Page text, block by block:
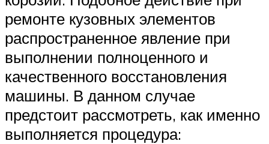
ремонте кузовных элементов
распространенное явление при
выполнении полноценного и
качественного восстановления
машины. В данном случае
предстоит рассмотреть, как именно
выполняется процедура: